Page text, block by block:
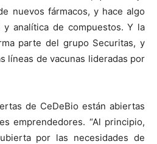
nuevos fármacos, y hace algo
analítica de compuestos. Y la
parte del grupo Securitas, y
líneas de vacunas lideradas por
de CeDeBio están abiertas
emprendedores. “Al principio,
por las necesidades de